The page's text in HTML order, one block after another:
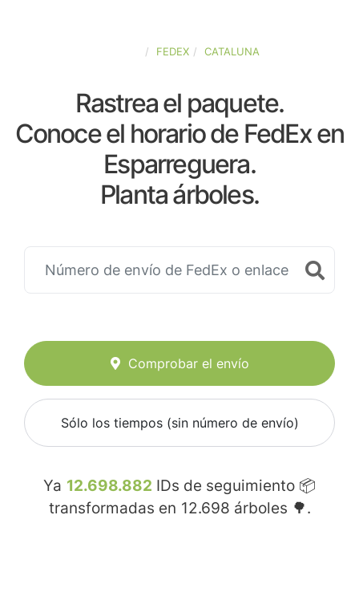
FEDEX CATALUNA
Rastrea el paquete.
Conoce el horario de FedEx en
Esparreguera.
Planta árboles.
Comprobar el envío
Sólo los tiempos (sin número de envío)
Ya 12.698.882 IDs de seguimiento 📦
transformadas en 12.698 árboles 🌳.